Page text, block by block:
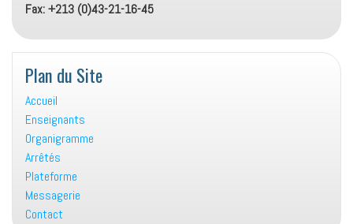
Fax: +213 (0)43-21-16-45
Plan du Site
Accueil
Enseignants
Organigramme
Arrêtés
Plateforme
Messagerie
Contact